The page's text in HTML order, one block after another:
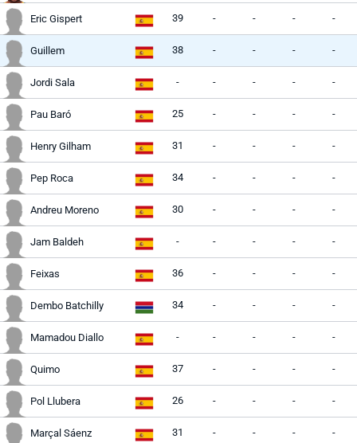
Eric Gispert 39 - - - -
Guillem 38 - - - -
Jordi Sala - - - - -
Pau Baró 25 - - - -
Henry Gilham 31 - - - -
Pep Roca 34 - - - -
Andreu Moreno 30 - - - -
Jam Baldeh - - - - -
Feixas 36 - - - -
Dembo Batchilly 34 - - - -
Mamadou Diallo - - - - -
Quimo 37 - - - -
Pol Llubera 26 - - - -
Marçal Sáenz 31 - - - -